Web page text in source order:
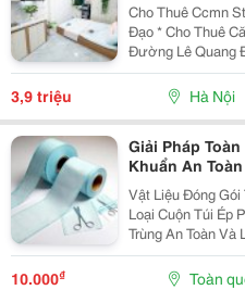
Cho Thuê Ccmn
Đạo * Cho Thuê
Đường Lê Quang
Liêm, Thành Phố
Văn Minh, Phù
3,9 triệu Hà Nội
Giải Pháp
Khuẩn An
Vật Liệu Đóng Gói
Loại Cuộn Túi Ép
Trùng An Toàn Và
Cỡ Và Ứng Dụng Khác Nhau.
Trùng Được Làm
10.000₫ Toàn